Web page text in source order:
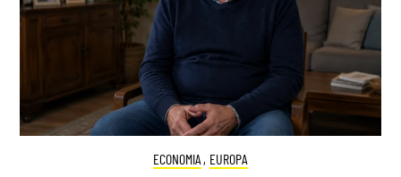
ECONOMIA , EUROPA